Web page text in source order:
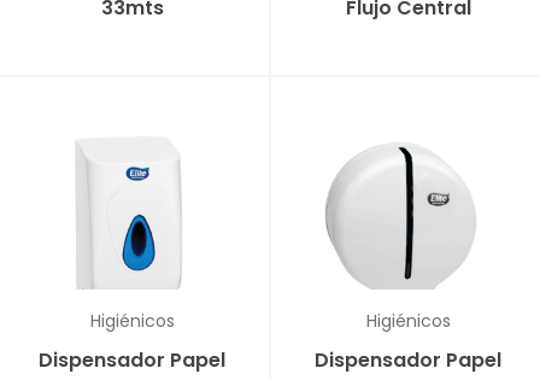
33mts Flujo Central
Higiénicos
Dispensador Papel
Higiénicos
Dispensador Papel